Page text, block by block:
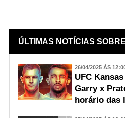
ÚLTIMAS NOTÍCIAS
26/04/2025 ÀS
UFC
Garry x
horário das